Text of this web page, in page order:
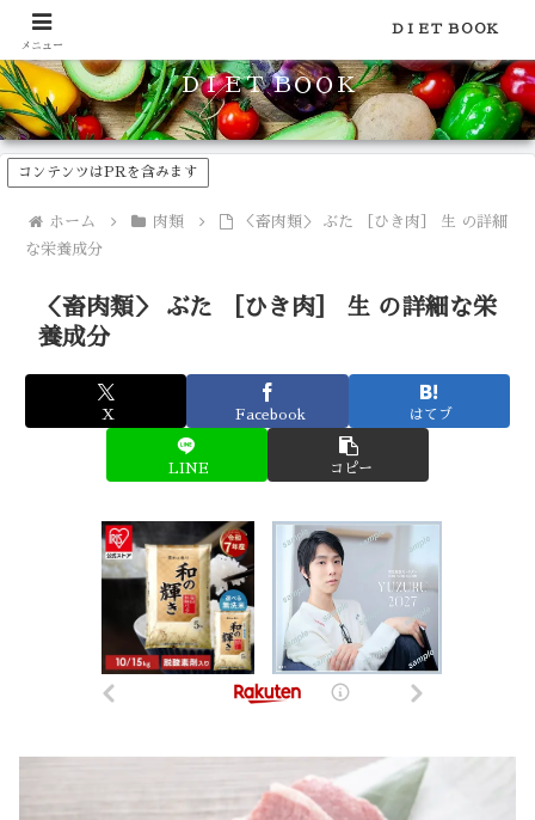
食品のカロリーや糖質などの栄養素がわかる！健康やダイエットに
ＤＩＥＴ ＢＯＯＫ
コンテンツはPRを含みます
ホーム 肉類
＜畜肉類＞ ぶた ［ひき肉］ 生 の詳細
な栄養成分
＜畜肉類＞ ぶた ［ひき肉］ 生 の詳細な栄
養成分
X Facebook はてブ
LINE コピー
メニュー
ＤＩＥＴ ＢＯＯＫ